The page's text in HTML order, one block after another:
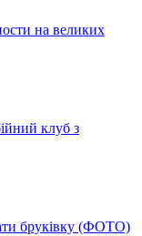
на великих
клуб з
бруківку (ФОТО)